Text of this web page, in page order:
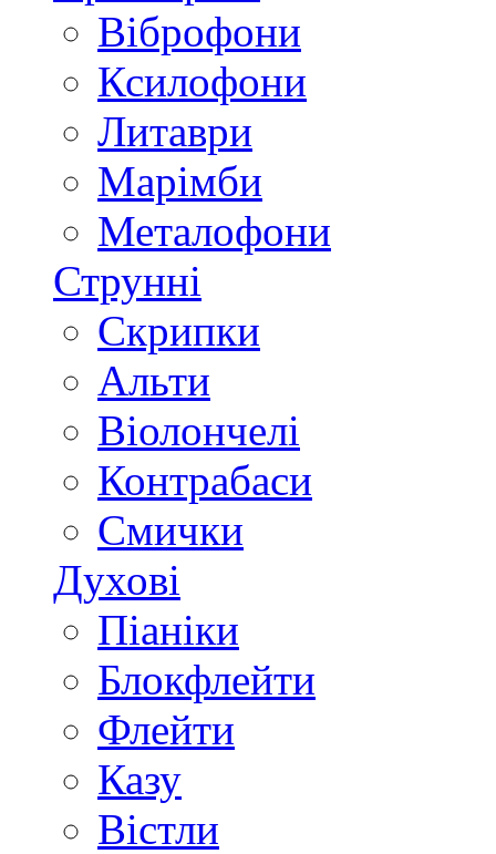
Віброфони
Ксилофони
Литаври
Марімби
Металофони
Струнні
Скрипки
Альти
Віолончелі
Контрабаси
Смички
Духові
Піаніки
Блокфлейти
Флейти
Казу
Вістли